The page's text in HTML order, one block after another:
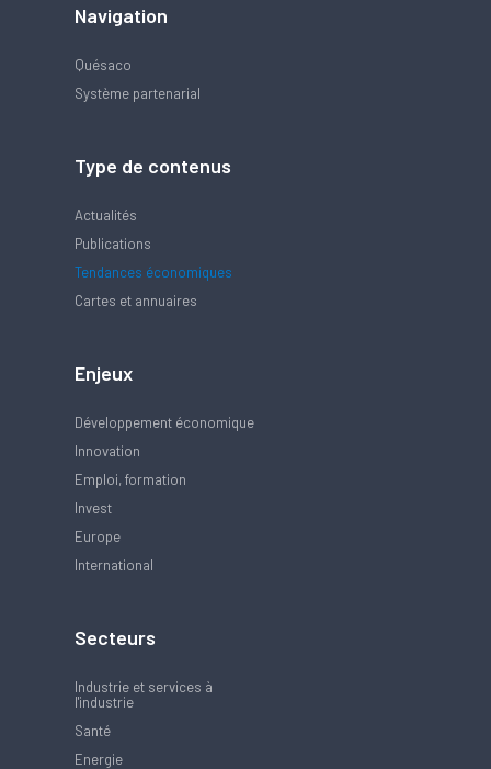
Navigation
Quésaco
Système partenarial
Type de contenus
Actualités
Publications
Tendances économiques
Cartes et annuaires
Enjeux
Développement économique
Innovation
Emploi, formation
Invest
Europe
International
Secteurs
Industrie et services à
l'industrie
Santé
Energie